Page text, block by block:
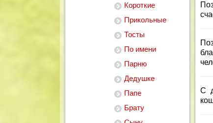
Короткие
Прикольные
Тосты
По имени
Парню
Дедушке
Папе
Брату
С